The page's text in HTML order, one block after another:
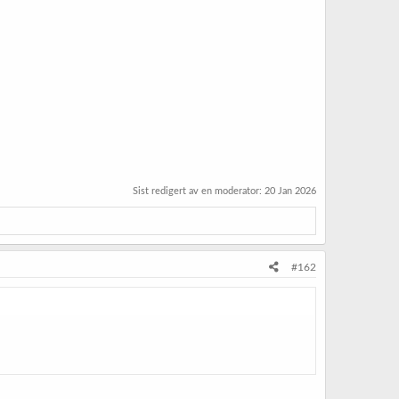
Sist redigert av en moderator: 20 Jan 2026
#162